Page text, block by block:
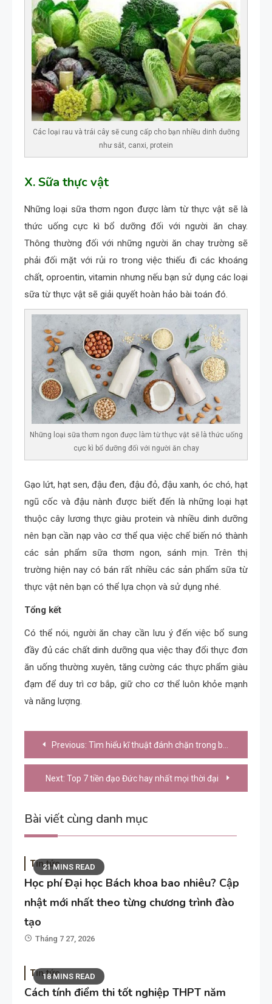
Các loại rau và trái cây sẽ cung cấp cho bạn nhiều dinh dưỡng
như sắt, canxi, protein
X. Sữa thực vật
Những loại sữa thơm ngon được làm từ thực vật sẽ là
thức uống cực kì bổ dưỡng đối với người ăn chay.
Thông thường đối với những người ăn chay trường sẽ
phải đối mặt với rủi ro trong việc thiếu đi các khoáng
chất, oproentin, vitamin nhưng nếu bạn sử dụng các loại
sữa từ thực vật sẽ giải quyết hoàn hảo bài toán đó.
Những loại sữa thơm ngon được làm từ thực vật sẽ là thức uống
cực kì bổ dưỡng đối với người ăn chay
Gạo lứt, hạt sen, đậu đen, đậu đỏ, đậu xanh, óc chó, hạt
ngũ cốc và đậu nành được biết đến là những loại hạt
thuộc cây lương thực giàu protein và nhiều dinh dưỡng
nên bạn cần nạp vào cơ thể qua việc chế biến nó thành
các sản phẩm sữa thơm ngon, sánh mịn. Trên thị
trường hiện nay có bán rất nhiều các sản phẩm sữa từ
thực vật nên bạn có thể lựa chọn và sử dụng nhé.
Tổng kết
Có thể nói, người ăn chay cần lưu ý đến việc bổ sung
đầy đủ các chất dinh dưỡng qua việc thay đổi thực đơn
ăn uống thường xuyên, tăng cường các thực phẩm giàu
đạm để duy trì cơ bắp, giữ cho cơ thể luôn khỏe mạnh
và năng lượng.
Điều
hướng
bài
viết
Previous: Tìm hiểu kĩ thuật đánh chặn trong bóng đá là gì?
Next: Top 7 tiền đạo Đức hay nhất mọi thời đại
Bài viết cùng danh mục
21 MINS READ
Tin tức
Học phí Đại học Bách khoa bao nhiêu? Cập
nhật mới nhất theo từng chương trình đào
tạo
Tháng 7 27, 2026
18 MINS READ
Tin tức
Cách tính điểm thi tốt nghiệp THPT năm